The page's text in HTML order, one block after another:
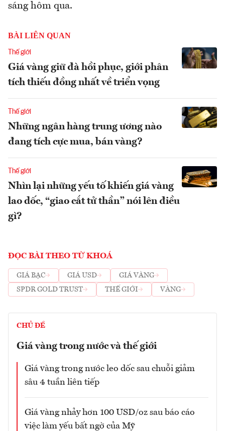
sáng hôm qua.
BÀI LIÊN QUAN
Thế giới
Giá vàng giữ đà hồi phục, giới phân
tích thiếu đồng nhất về triển vọng
Thế giới
Những ngân hàng trung ương nào
đang tích cực mua, bán vàng?
Thế giới
Nhìn lại những yếu tố khiến giá vàng
lao dốc, “giao cắt tử thần” nói lên điều
gì?
ĐỌC BÀI THEO TỪ KHOÁ
GIÁ BẠC GIÁ USD
GIÁ VÀNG
SPDR GOLD TRUST
THẾ GIỚI VÀNG
CHỦ ĐỀ
Giá vàng trong nước và thế giới
Giá vàng trong nước leo dốc sau chuỗi giảm
sâu 4 tuần liên tiếp
Giá vàng nhảy hơn 100 USD/oz sau báo cáo
việc làm yếu bất ngờ của Mỹ